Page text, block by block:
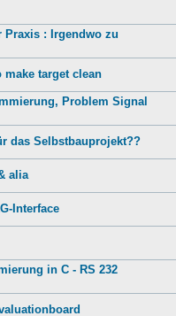
Praxis : Irgendwo zu
target clean
Problem Signal
das Selbstbauprojekt??
alia
Interface
in C - RS 232